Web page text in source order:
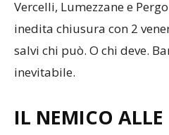
Vercelli, Lumezzane e
inedita chiusura con 2
salvi chi può. O chi deve.
inevitabile.
IL NEMICO ALLE